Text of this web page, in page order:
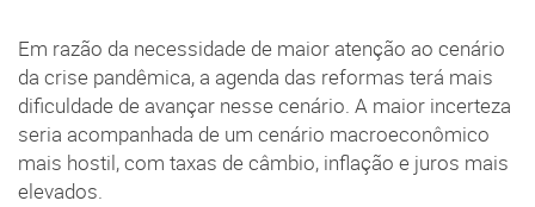
Em razão da necessidade de maior atenção ao cenário
da crise pandêmica, a agenda das reformas terá mais
dificuldade de avançar nesse cenário. A maior incerteza
seria acompanhada de um cenário macroeconômico
mais hostil, com taxas de câmbio, inflação e juros mais
elevados.